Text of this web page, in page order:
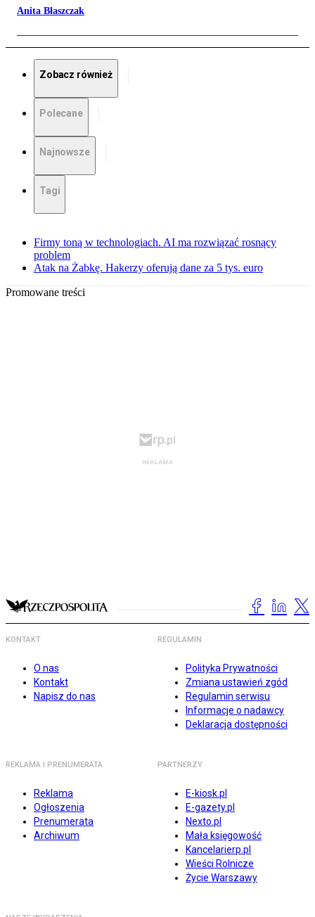
Anita Błaszczak
Zobacz również
Polecane
Najnowsze
Tagi
Firmy toną w technologiach. AI ma rozwiązać rosnący
problem
Atak na Żabkę. Hakerzy oferują dane za 5 tys. euro
Promowane treści
KONTAKT
O nas
Kontakt
Napisz do nas
REGULAMIN
Polityka Prywatności
Zmiana ustawień zgód
Regulamin serwisu
Informacje o nadawcy
Deklaracja dostępności
REKLAMA I PRENUMERATA
Reklama
Ogłoszenia
Prenumerata
Archiwum
PARTNERZY
E-kiosk.pl
E-gazety.pl
Nexto.pl
Mała księgowość
Kancelarierp.pl
Wieści Rolnicze
Życie Warszawy